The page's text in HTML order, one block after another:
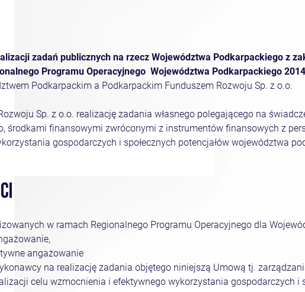
zadań publicznych na rzecz Województwa Podkarpackiego z
Programu Operacyjnego Województwa Podkarpackiego
Podkarpackim a Podkarpackim Funduszem Rozwoju Sp. z o.o.
Sp. z o.o. realizację zadania własnego polegającego na
środkami finansowymi zwróconymi z instrumentów finansowych z
gospodarczych i społecznych potencjałów województwa
w ramach Regionalnego Programu Operacyjnego dla
angażowanie
na realizację zadania objętego niniejszą Umową tj.
celu wzmocnienia i efektywnego wykorzystania gospodarczych i